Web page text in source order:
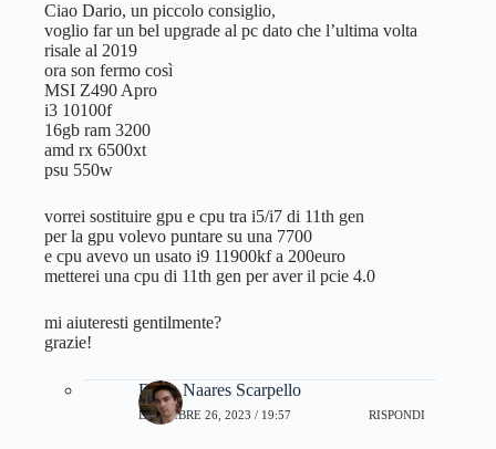
Intel Core i3 8100 | 12.846
Intel Core i5 6500 | 11.720
Intel Core i5 7400 | 11.503
AMD Ryzen 5 2400G | 11.429
AMD Ryzen 3 1300x | 11.199
AMD Ryzen 3 1200 | 10.914
AMD FX 9590 | 10.850
Intel Core i5 6400 | 10.764
Intel Core i5 7300HQ | 10.544
AMD FX 9370 | 9.884
Intel Core i5 6300 | 9.161
Ciao Dario, un piccolo consiglio,
voglio far un bel upgrade al pc dato che l’ultima volta
risale al 2019
ora son fermo così
MSI Z490 Apro
i3 10100f
16gb ram 3200
amd rx 6500xt
psu 550w
vorrei sostituire gpu e cpu tra i5/i7 di 11th gen
per la gpu volevo puntare su una 7700
e cpu avevo un usato i9 11900kf a 200euro
metterei una cpu di 11th gen per aver il pcie 4.0
mi aiuteresti gentilmente?
grazie!
Dario Naares Scarpello
DICEMBRE 26, 2023 / 19:57 RISPONDI